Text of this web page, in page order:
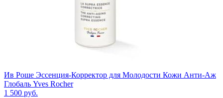
Ив Роше Эссенция-Корректор для Молодости Кожи Анти-Аж
Глобаль Yves Rocher
1 500 руб.